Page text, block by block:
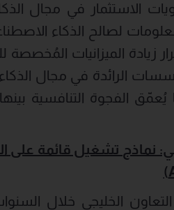
الاستثمار في مجال
زيادة الميزانيات المُخصصة
الرائدة في مجال
بين 3 إلى 5 أضعاف بحلول العام 2028، مما يُعمّق
نماذج تشغيل قائمة على
الخليجي خلال السنوات